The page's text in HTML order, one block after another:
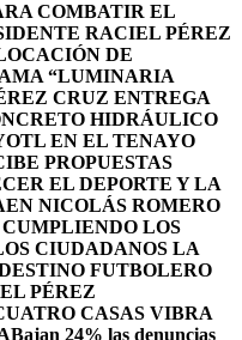
COMBATIR EL
RACIEL PÉREZ
DE
“LUMINARIA
CRUZ ENTREGA
HIDRÁULICO
EN EL TENAYO
PROPUESTAS
EL DEPORTE Y LA
EN NICOLÁS ROMERO
LOS
CIUDADANOS LA
FUTBOLERO
PÉREZ
CASAS VIBRA
Bajan 24% las denuncias